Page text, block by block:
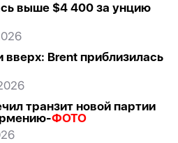
выше $4 400 за унцию
Brent приблизилась
транзит новой партии
ФОТО